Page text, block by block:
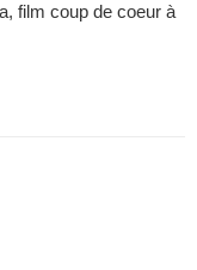
film coup de coeur à